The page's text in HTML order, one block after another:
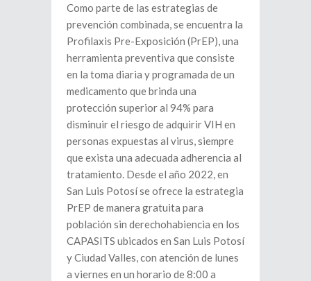
Como parte de las estrategias de
prevención combinada, se encuentra la
Profilaxis Pre-Exposición (PrEP), una
herramienta preventiva que consiste
en la toma diaria y programada de un
medicamento que brinda una
protección superior al 94% para
disminuir el riesgo de adquirir VIH en
personas expuestas al virus, siempre
que exista una adecuada adherencia al
tratamiento. Desde el año 2022, en
San Luis Potosí se ofrece la estrategia
PrEP de manera gratuita para
población sin derechohabiencia en los
CAPASITS ubicados en San Luis Potosí
y Ciudad Valles, con atención de lunes
a viernes en un horario de 8:00 a